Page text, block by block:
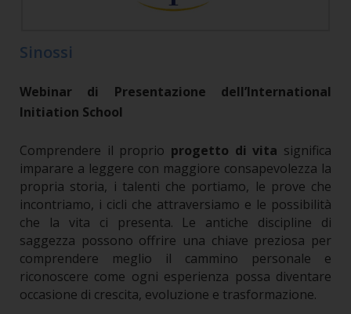
Sinossi
Webinar di Presentazione dell’International
Initiation School
Comprendere il proprio progetto di vita significa
imparare a leggere con maggiore consapevolezza la
propria storia, i talenti che portiamo, le prove che
incontriamo, i cicli che attraversiamo e le possibilità
che la vita ci presenta. Le antiche discipline di
saggezza possono offrire una chiave preziosa per
comprendere meglio il cammino personale e
riconoscere come ogni esperienza possa diventare
occasione di crescita, evoluzione e trasformazione.